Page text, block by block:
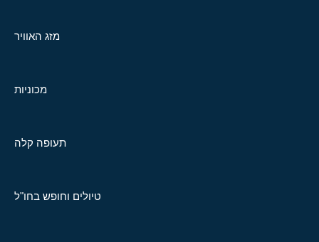
מזג האוויר
מכוניות
תעופה קלה
טיולים וחופש בחו"ל